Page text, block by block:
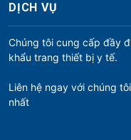
DỊCH VỤ
Chúng tôi cung cấp đầy
khẩu trang thiết bị y tế.
Liên hệ ngay với chúng
nhất